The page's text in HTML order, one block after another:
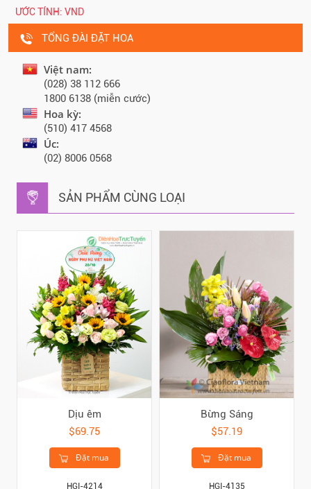
ƯỚC TÍNH: VND
TỔNG ĐÀI ĐẶT HOA
Việt nam:
(028) 38 112 666
1800 6138 (miễn cước)
Hoa kỳ:
(510) 417 4568
Úc:
(02) 8006 0568
SẢN PHẨM CÙNG LOẠI
Dịu êm
$69.75
Đặt mua
HGI-4214
Bừng Sáng
$57.19
Đặt mua
HGI-4135